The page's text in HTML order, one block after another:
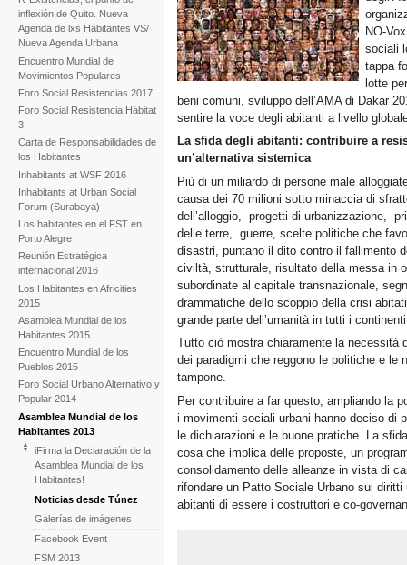
inflexión de Quito. Nueva
Agenda de lxs Habitantes VS/
Nueva Agenda Urbana
Encuentro Mundial de
Movimientos Populares
Foro Social Resistencias 2017
Foro Social Resistencia Hábitat
3
Carta de Responsabilidades de
los Habitantes
Inhabitants at WSF 2016
Inhabitants at Urban Social
Forum (Surabaya)
Los habitantes en el FST en
Porto Alegre
Reunión Estratégica
internacional 2016
Los Habitantes en Africities
2015
Asamblea Mundial de los
Habitantes 2015
Encuentro Mundial de los
Pueblos 2015
Foro Social Urbano Alternativo y
Popular 2014
Asamblea Mundial de los
Habitantes 2013
iFirma la Declaración de la
Asamblea Mundial de los
Habitantes!
Noticias desde Túnez
Galerías de imágenes
Facebook Event
FSM 2013
NO-
sociali
tappa
lotte
beni comuni, sviluppo dell’AMA di Dakar
sentire la voce degli abitanti a livello
La sfida degli abitanti: contribuire a
un’alternativa sistemica
Più di un miliardo di persone male
causa dei 70 milioni sotto minaccia di
dell’alloggio, progetti di urbanizzazione,
delle terre, guerre, scelte politiche che
disastri, puntano il dito contro il fallimento
civiltà, strutturale, risultato della messa in
subordinate al capitale transnazionale,
drammatiche dello scoppio della crisi
grande parte dell’umanità in tutti i
Tutto ciò mostra chiaramente la necessità
dei paradigmi che reggono le politiche e le
tampone.
Per contribuire a far questo, ampliando la
i movimenti sociali urbani hanno deciso di
le dichiarazioni e le buone pratiche. La
cosa che implica delle proposte, un
consolidamento delle alleanze in vista di
rifondare un Patto Sociale Urbano sui
abitanti di essere i costruttori e co-